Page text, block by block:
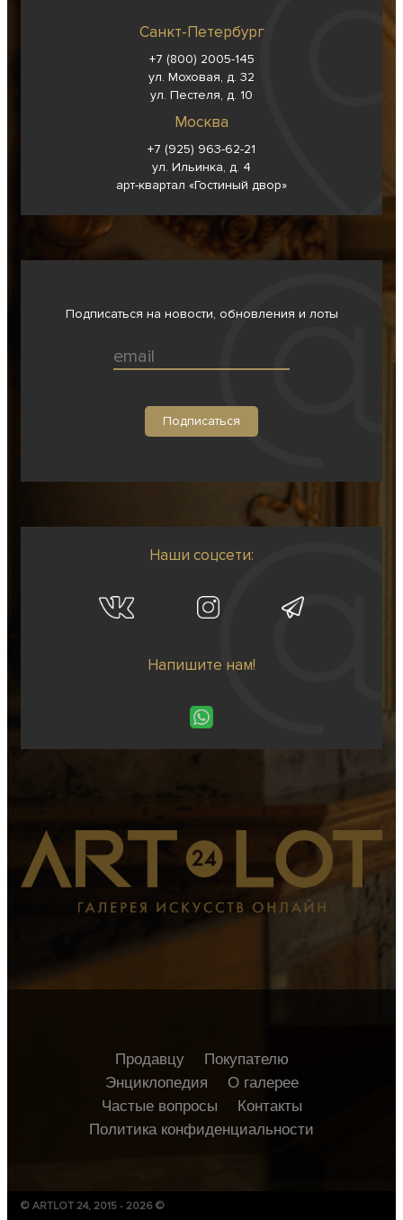
Санкт-Петербург
+7 (800) 2005-145
ул. Моховая, д. 32
ул. Пестеля, д. 10
Москва
+7 (925) 963-62-21
ул. Ильинка, д. 4
арт-квартал «Гостиный двор»
Подписаться на новости, обновления и лоты
Наши соцсети:
Напишите нам!
Продавцу
Покупателю
Энциклопедия
О галерее
Частые вопросы
Контакты
Политика конфиденциальности
© ARTLOT 24, 2015 - 2026 ©